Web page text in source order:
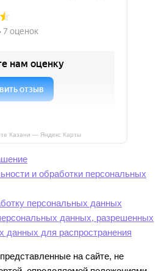
Казани — Яндекс Карты
и обработки персональных
персональных данных
данных, разрешенных
данных для распространения
на сайте, не